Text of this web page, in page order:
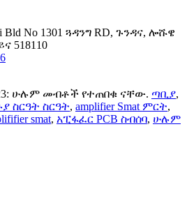
Bld No 1301 ጓዳንግ RD, ጉንዳና, ሎሹዌ
518110
ሁሉም መብቶች የተጠበቁ ናቸው. ጣቢያ,
ስርዓት ስርዓት, amplifier Smat ምርት,
smat, አፒፋፈር PCB ስብሰባ, ሁሉም